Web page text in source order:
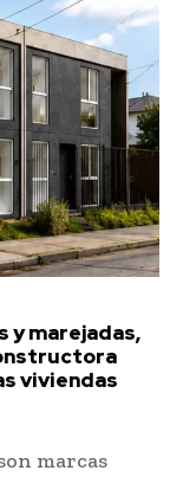
marejadas,
viviendas
marcas